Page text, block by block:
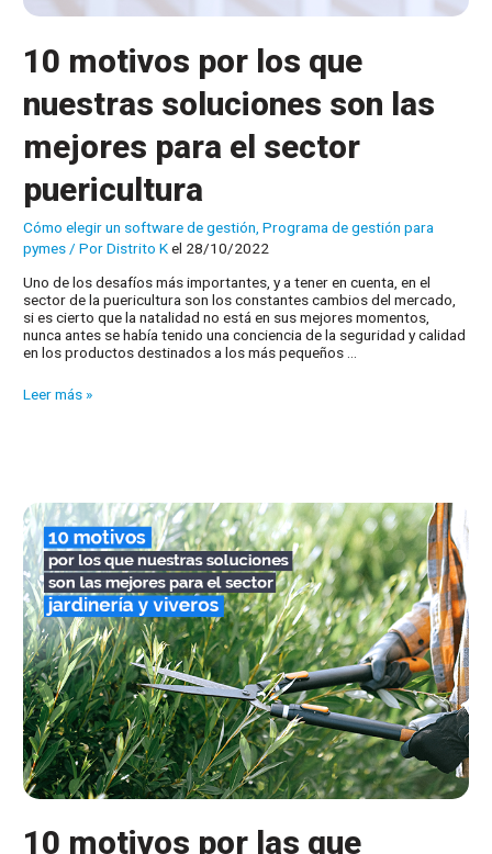
10 motivos por los que
nuestras soluciones son las
mejores para el sector
puericultura
Cómo elegir un software de gestión ,Programa de gestión para
pymes / PorDistrito Kel 28/10/2022
Uno de los desafíos más importantes, y a tener en cuenta, en el
sector de la puericultura son los constantes cambios del mercado,
si es cierto que la natalidad no está en sus mejores momentos,
nunca antes se había tenido una conciencia de la seguridad y calidad
en los productos destinados a los más pequeños …
10
soluciones
son
las
mejores
para
el
sector
puericultura
Leer más »
10 motivos por las que